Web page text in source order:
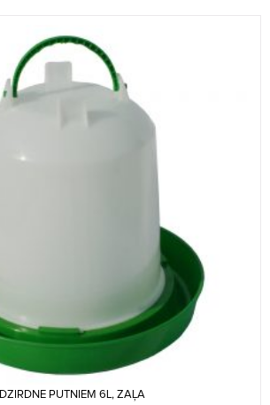
DZIRDNE PUTNIEM 6L, ZAĻA